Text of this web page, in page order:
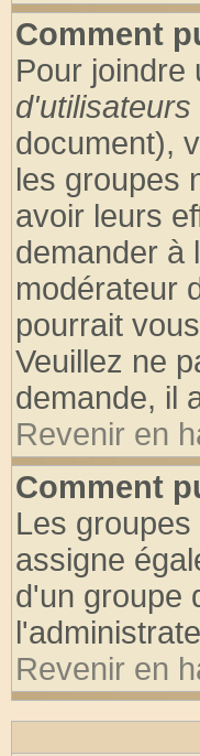
Comment
Pour
d'utilisateurs
document),
les groupes
avoir leurs
demander à
modérateur
pourrait
Veuillez ne
demande, il
Revenir en
Comment
Les
assigne
d'un groupe
Revenir en